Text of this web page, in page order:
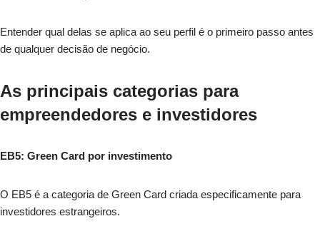
Entender qual delas se aplica ao seu perfil é o primeiro passo antes
de qualquer decisão de negócio.
As principais categorias para
empreendedores e investidores
EB5: Green Card por investimento
O EB5 é a categoria de Green Card criada especificamente para
investidores estrangeiros.